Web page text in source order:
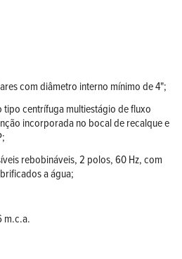
com diâmetro interno mínimo de 4";
centrífuga multiestágio de fluxo
incorporada no bocal de recalque e
rebobináveis, 2 polos, 60 Hz, com
a água;
m.c.a.